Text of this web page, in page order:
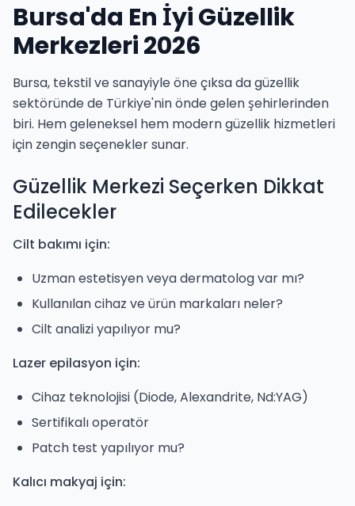
Bursa'da En İyi Güzellik
Merkezleri 2026
Bursa, tekstil ve sanayiyle öne çıksa da güzellik
sektöründe de Türkiye'nin önde gelen şehirlerinden
biri. Hem geleneksel hem modern güzellik hizmetleri
için zengin seçenekler sunar.
Güzellik Merkezi Seçerken Dikkat
Edilecekler
Cilt bakımı için:
Uzman estetisyen veya dermatolog var mı?
Kullanılan cihaz ve ürün markaları neler?
Cilt analizi yapılıyor mu?
Lazer epilasyon için:
Cihaz teknolojisi (Diode, Alexandrite, Nd:YAG)
Sertifikalı operatör
Patch test yapılıyor mu?
Kalıcı makyaj için: